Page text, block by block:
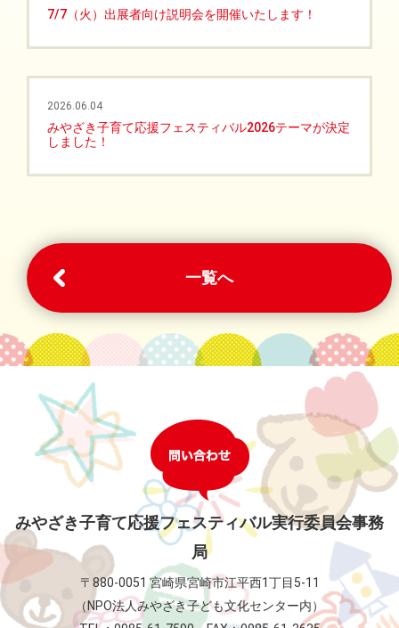
7/7（火）出展者向け説明会を開催いたします！
2026.06.04
みやざき子育て応援フェスティバル2026テーマが決定
しました！
一覧へ
みやざき子育て応援フェスティバル実行委員会事務
局
〒880-0051 宮崎県宮崎市江平西1丁目5-11
（NPO法人みやざき子ども文化センター内）